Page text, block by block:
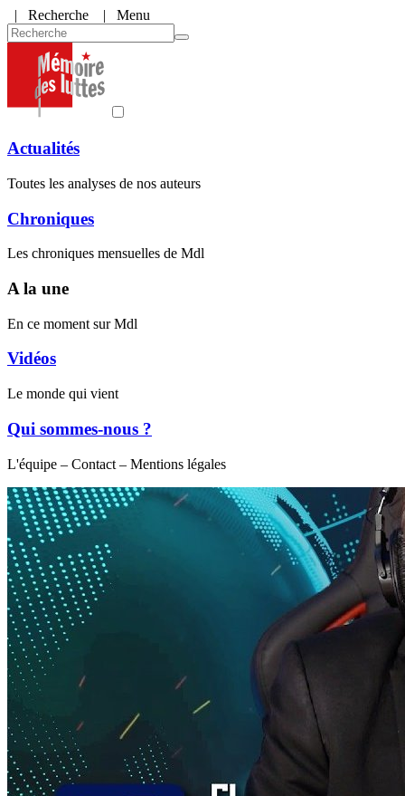
| Recherche | Menu
Actualités
Toutes les analyses de nos auteurs
Chroniques
Les chroniques mensuelles de Mdl
A la une
En ce moment sur Mdl
Vidéos
Le monde qui vient
Qui sommes-nous ?
L'équipe – Contact – Mentions légales